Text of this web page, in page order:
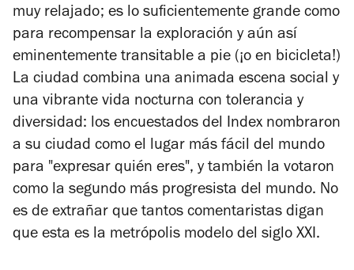
muy relajado; es lo suficientemente grande como
para recompensar la exploración y aún así
eminentemente transitable a pie (¡o en bicicleta!)
La ciudad combina una animada escena social y
una vibrante vida nocturna con tolerancia y
diversidad: los encuestados del Index nombraron
a su ciudad como el lugar más fácil del mundo
para "expresar quién eres", y también la votaron
como la segundo más progresista del mundo. No
es de extrañar que tantos comentaristas digan
que esta es la metrópolis modelo del siglo XXI.